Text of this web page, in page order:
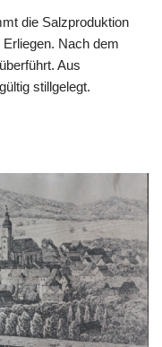
die Salzproduktion
Nach dem
Aus
stillgelegt.